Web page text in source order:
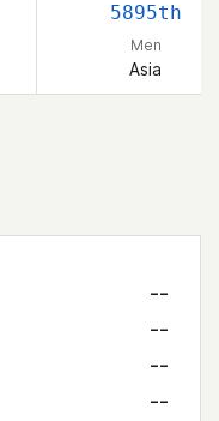
5895th
Men
Asia
--
--
--
--